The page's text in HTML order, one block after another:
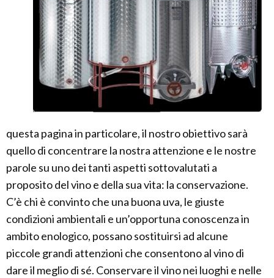
questa pagina in particolare, il nostro obiettivo sarà
quello di concentrare la nostra attenzione e le nostre
parole su uno dei tanti aspetti sottovalutati a
proposito del vino e della sua vita: la conservazione.
C’è chi è convinto che una buona uva, le giuste
condizioni ambientali e un’opportuna conoscenza in
ambito enologico, possano sostituirsi ad alcune
piccole grandi attenzioni che consentono al vino di
dare il meglio di sé. Conservare il vino nei luoghi e nelle